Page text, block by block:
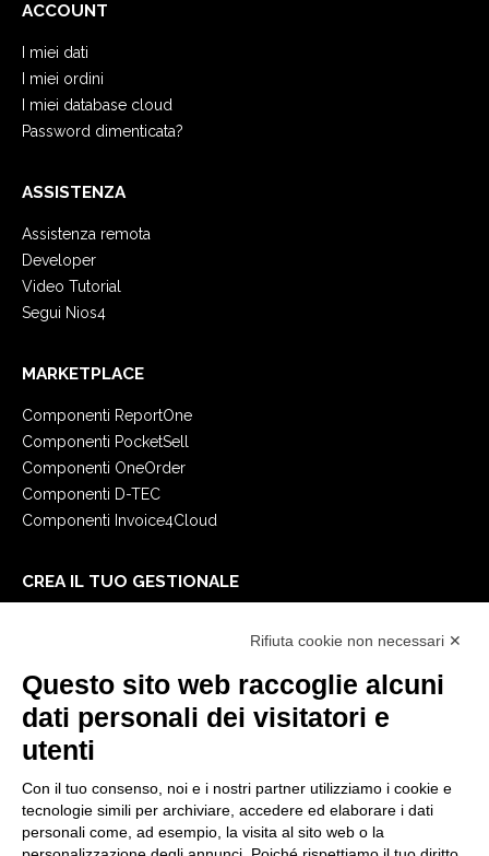
ACCOUNT
I miei dati
I miei ordini
I miei database cloud
Password dimenticata?
ASSISTENZA
Assistenza remota
Developer
Video Tutorial
Segui Nios4
MARKETPLACE
Componenti ReportOne
Componenti PocketSell
Componenti OneOrder
Componenti D-TEC
Componenti Invoice4Cloud
CREA IL TUO GESTIONALE
E-Book
Blog
NOTE LEGALI
Informative Privacy
Security Policy
Rifiuta cookie non necessari ✕
Questo sito web raccoglie alcuni
dati personali dei visitatori e
utenti
Con il tuo consenso, noi e i nostri partner utilizziamo i cookie e
tecnologie simili per archiviare, accedere ed elaborare i dati
personali come, ad esempio, la visita al sito web o la